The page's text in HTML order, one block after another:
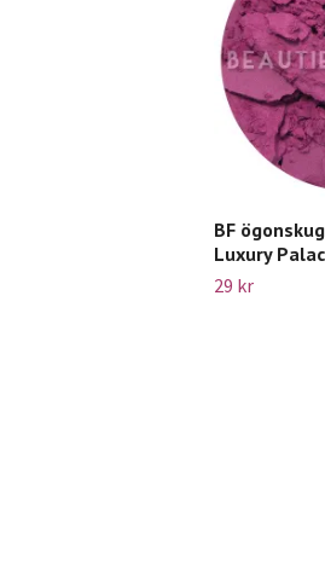
BF
Luxury
29 kr